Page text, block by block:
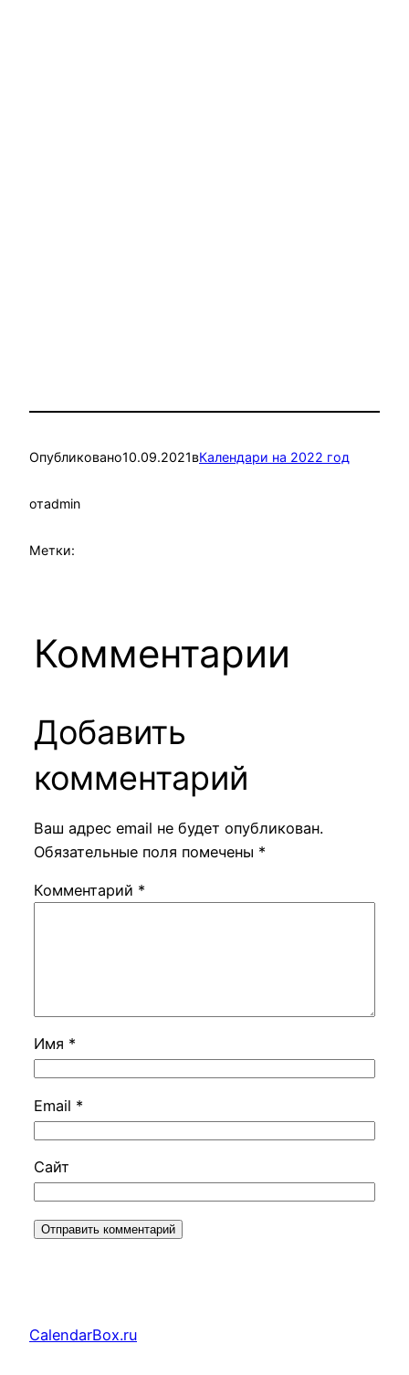
Опубликовано10.09.2021вКалендари на 2022 год
отadmin
Метки:
Комментарии
Добавить
комментарий
Ваш адрес email не будет опубликован.
Обязательные поля помечены *
Комментарий *
Имя *
Email *
Сайт
CalendarBox.ru